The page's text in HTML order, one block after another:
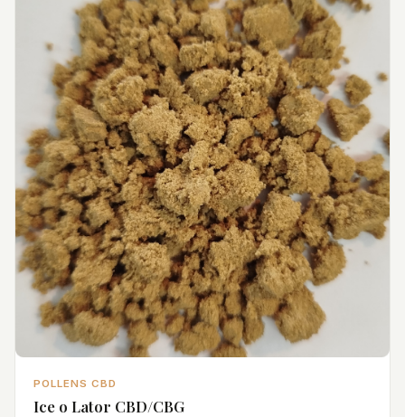
POLLENS CBD
Ice o Lator CBD/CBG